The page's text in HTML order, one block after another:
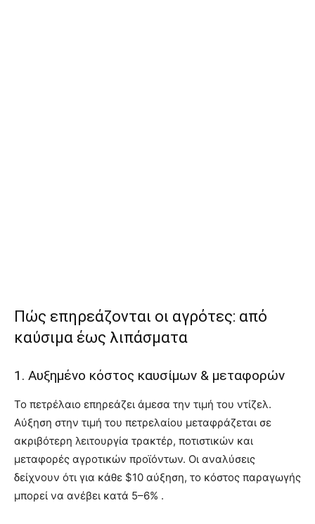
Πώς επηρεάζονται οι αγρότες: από
καύσιμα έως λιπάσματα
1. Αυξημένο κόστος καυσίμων & μεταφορών
Το πετρέλαιο επηρεάζει άμεσα την τιμή του ντίζελ.
Αύξηση στην τιμή του πετρελαίου μεταφράζεται σε
ακριβότερη λειτουργία τρακτέρ, ποτιστικών και
μεταφορές αγροτικών προϊόντων. Οι αναλύσεις
δείχνουν ότι για κάθε $10 αύξηση, το κόστος παραγωγής
μπορεί να ανέβει κατά 5–6% .